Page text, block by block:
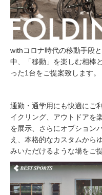
withコロナ時代の移動手段
中、「移動」を楽しむ相棒
った1台をご提案致します。
通勤・通学用にも快適にご
イクリング、アウトドアを
を展示、さらにオプション
え、本格的なカスタムから
みいただけるような場をご